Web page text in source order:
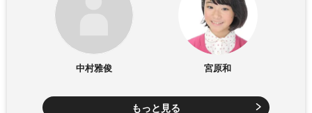
中村雅俊 宮原和
もっと見る